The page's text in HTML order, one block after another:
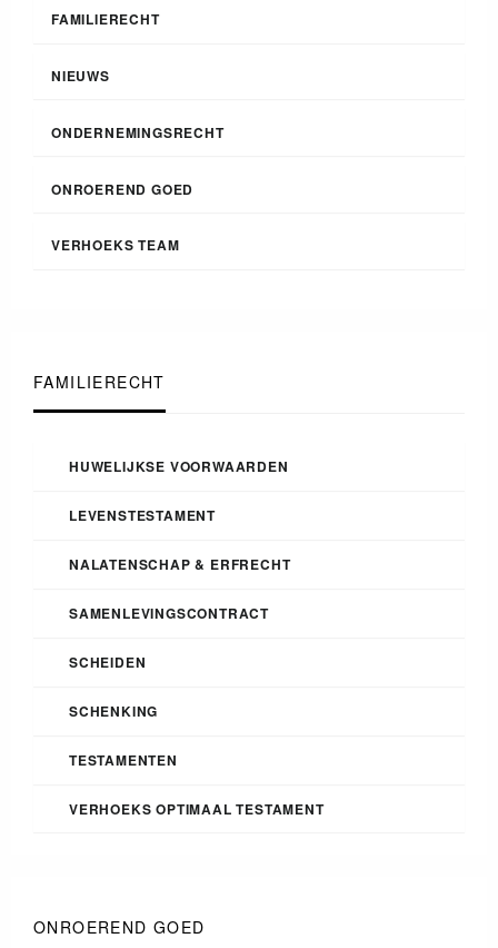
FAMILIERECHT
NIEUWS
ONDERNEMINGSRECHT
ONROEREND GOED
VERHOEKS TEAM
FAMILIERECHT
HUWELIJKSE VOORWAARDEN
LEVENSTESTAMENT
NALATENSCHAP & ERFRECHT
SAMENLEVINGSCONTRACT
SCHEIDEN
SCHENKING
TESTAMENTEN
VERHOEKS OPTIMAAL TESTAMENT
ONROEREND GOED